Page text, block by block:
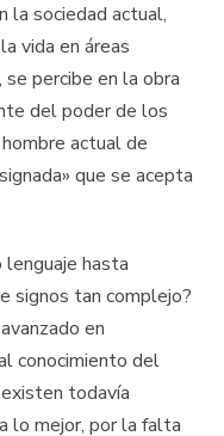
la sociedad actual,
vida en áreas
percibe en la obra
del poder de los
actual de
que se acepta
lenguaje hasta
signos tan complejo?
en
conocimiento del
todavía
lo mejor, por la falta